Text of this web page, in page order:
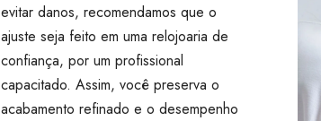
evitar danos, recomendamos que o
ajuste seja feito em uma relojoaria de
confiança, por um profissional
capacitado. Assim, você preserva o
acabamento refinado e o desempenho